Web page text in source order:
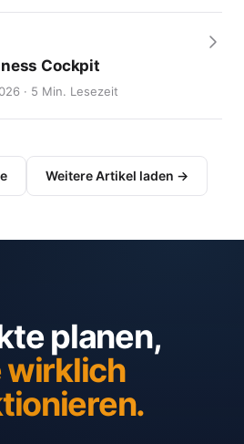
Cockpit
· 5 Min. Lesezeit
Weitere Artikel laden →
planen,
wirklich